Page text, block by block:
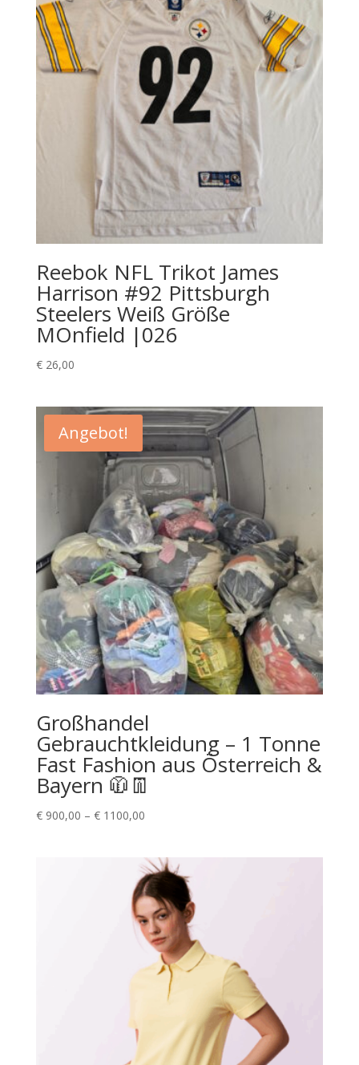
Reebok NFL Trikot James
Harrison #92 Pittsburgh
Steelers Weiß Größe
MOnfield |026
€26,00
Angebot!
Großhandel
Gebrauchtkleidung – 1 Tonne
Fast Fashion aus Österreich &
Bayern 🧥👖
€900,00 – €1100,00Preisspanne:
€ 1100,00